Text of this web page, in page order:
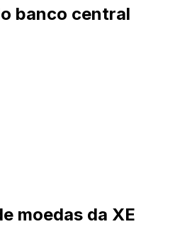
banco central
moedas da XE